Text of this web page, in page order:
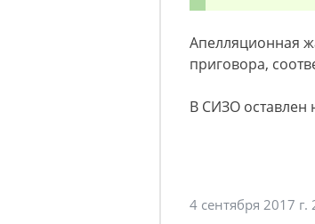
Апелляционная
приговора,
В СИЗО оставлен
4 сентября 2017 г.